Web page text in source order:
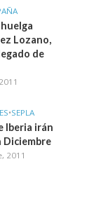
Lozano,
de
•SEPLA
Iberia irán
Diciembre
2011